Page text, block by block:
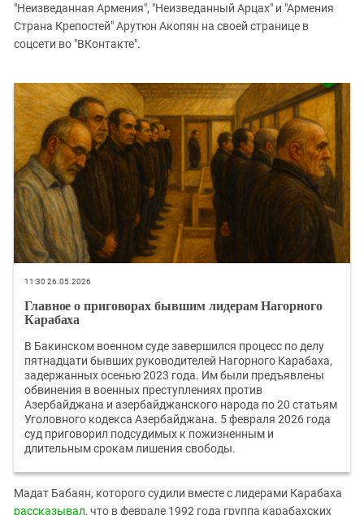
"Неизведанная Армения", "Неизведанный Арцах" и "Армения
Страна Крепостей" Арутюн Акопян на своей странице в
соцсети во "ВКонтакте".
11:30 26.05.2026
Главное о приговорах бывшим лидерам Нагорного
Карабаха
В Бакинском военном суде завершился процесс по делу
пятнадцати бывших руководителей Нагорного Карабаха,
задержанных осенью 2023 года. Им были предъявлены
обвинения в военных преступлениях против
Азербайджана и азербайджанского народа по 20 статьям
Уголовного кодекса Азербайджана. 5 февраля 2026 года
суд приговорил подсудимых к пожизненным и
длительным срокам лишения свободы.
Мадат Бабаян, которого судили вместе с лидерами Карабаха
рассказывал, что в феврале 1992 года группа карабахских